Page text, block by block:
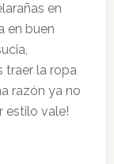
en
en buen
traer la ropa
razón ya no
estilo vale!